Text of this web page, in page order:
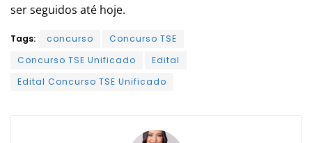
ser seguidos até hoje.
Tags: concurso
Concurso TSE
Concurso TSE Unificado
Edital
Edital Concurso TSE Unificado